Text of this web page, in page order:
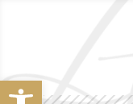
Abrir barra de